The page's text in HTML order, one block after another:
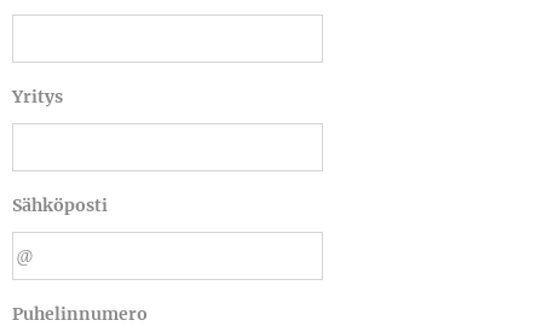
Yritys
Sähköposti
Puhelinnumero